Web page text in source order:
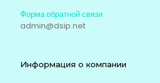
Форма обратной связи
admin@dsip.net
Информация о компании